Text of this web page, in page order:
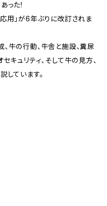
った!
用」が6年ぶりに改訂されま
牛の行動、牛舎と施設、糞尿
キュリティ、そして牛の見方、
しています。